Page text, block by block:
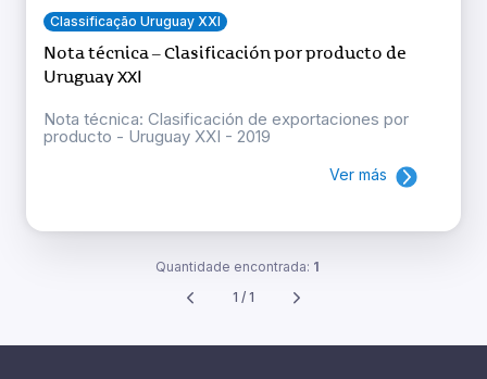
Classificação Uruguay XXI
Nota técnica – Clasificación por producto de
Uruguay XXI
Nota técnica: Clasificación de exportaciones por
producto - Uruguay XXI - 2019
Ver más
Quantidade encontrada: 1
1 / 1